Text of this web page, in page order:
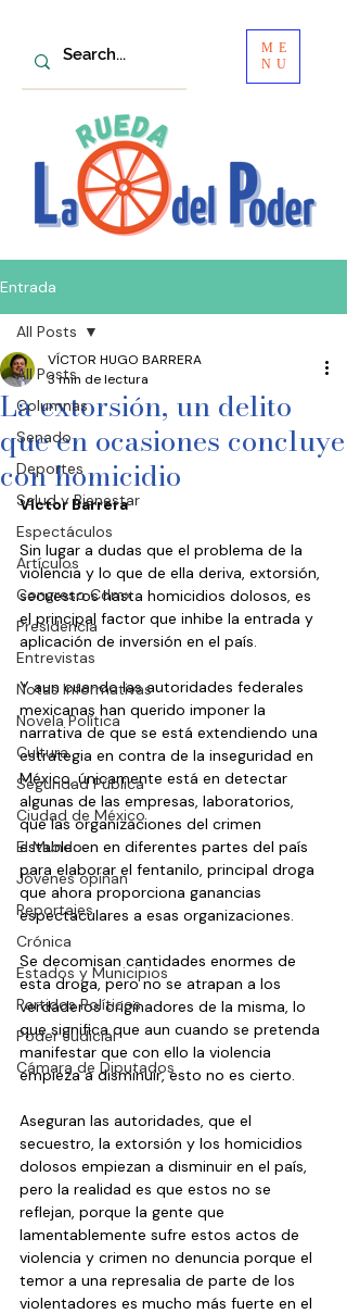
ME
NU
Entrada
All Posts
Columnas
Senado
Deportes
Salud y Bienestar
Espectáculos
Artículos
Congreso Cdmx
Presidencia
Entrevistas
Notas Informativas
Novela Política
Cultura
Seguridad Pública
Ciudad de México
El Mundo
Jóvenes opinan
Reportajes
Crónica
Estados y Municipios
Partidos Políticos
Poder Judicial
Cámara de Diputados
All Posts
La extorsión, un delito
que en ocasiones concluye
con homicidio
VÍCTOR HUGO BARRERA
3 min de lectura
Víctor Barrera
Sin lugar a dudas que el problema de la
violencia y lo que de ella deriva, extorsión,
secuestros hasta homicidios dolosos, es
el principal factor que inhibe la entrada y
aplicación de inversión en el país.
Y aun cuando las autoridades federales
mexicanas han querido imponer la
narrativa de que se está extendiendo una
estrategia en contra de la inseguridad en
México, únicamente está en detectar
algunas de las empresas, laboratorios,
que las organizaciones del crimen
establecen en diferentes partes del país
para elaborar el fentanilo, principal droga
que ahora proporciona ganancias
espectaculares a esas organizaciones.
Se decomisan cantidades enormes de
esta droga, pero no se atrapan a los
verdaderos originadores de la misma, lo
que significa que aun cuando se pretenda
manifestar que con ello la violencia
empieza a disminuir, esto no es cierto.
Aseguran las autoridades, que el
secuestro, la extorsión y los homicidios
dolosos empiezan a disminuir en el país,
pero la realidad es que estos no se
reflejan, porque la gente que
lamentablemente sufre estos actos de
violencia y crimen no denuncia porque el
temor a una represalia de parte de los
violentadores es mucho más fuerte en el